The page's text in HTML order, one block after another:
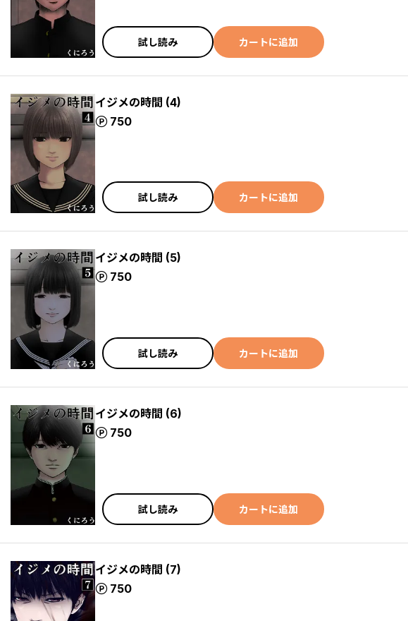
試し読み カートに追加
イジメの時間 (4)
750
ポイント
試し読み カートに追加
イジメの時間 (5)
750
ポイント
試し読み カートに追加
イジメの時間 (6)
750
ポイント
試し読み カートに追加
イジメの時間 (7)
750
ポイント